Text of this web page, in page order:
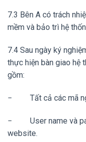
7.3 Bên A có trách
mềm và bảo trì hệ
7.4 Sau ngày ký
thực hiện bàn giao hệ
gồm:
− Tất cả các mã
− User name và
website.